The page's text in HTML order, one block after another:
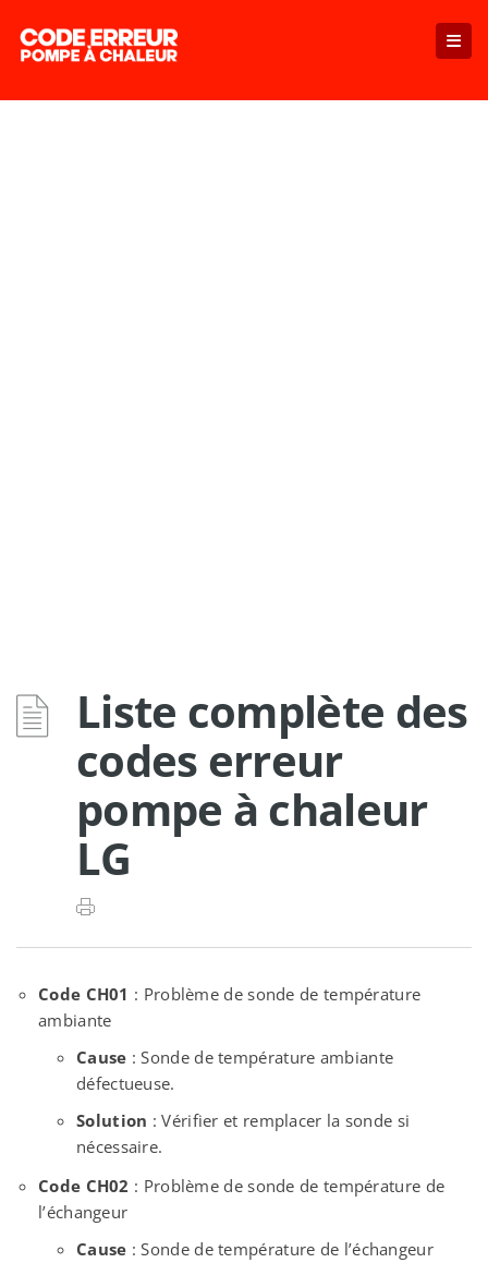
Liste complète des
codes erreur
pompe à chaleur
LG
Code CH01 : Problème de sonde de température
ambiante
Cause : Sonde de température ambiante
défectueuse.
Solution : Vérifier et remplacer la sonde si
nécessaire.
Code CH02 : Problème de sonde de température de
l’échangeur
Cause : Sonde de température de l’échangeur